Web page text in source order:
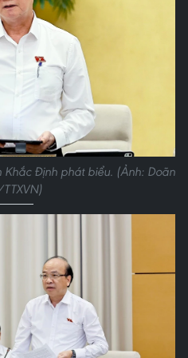
Khắc Định phát biểu. (Ảnh: Doãn